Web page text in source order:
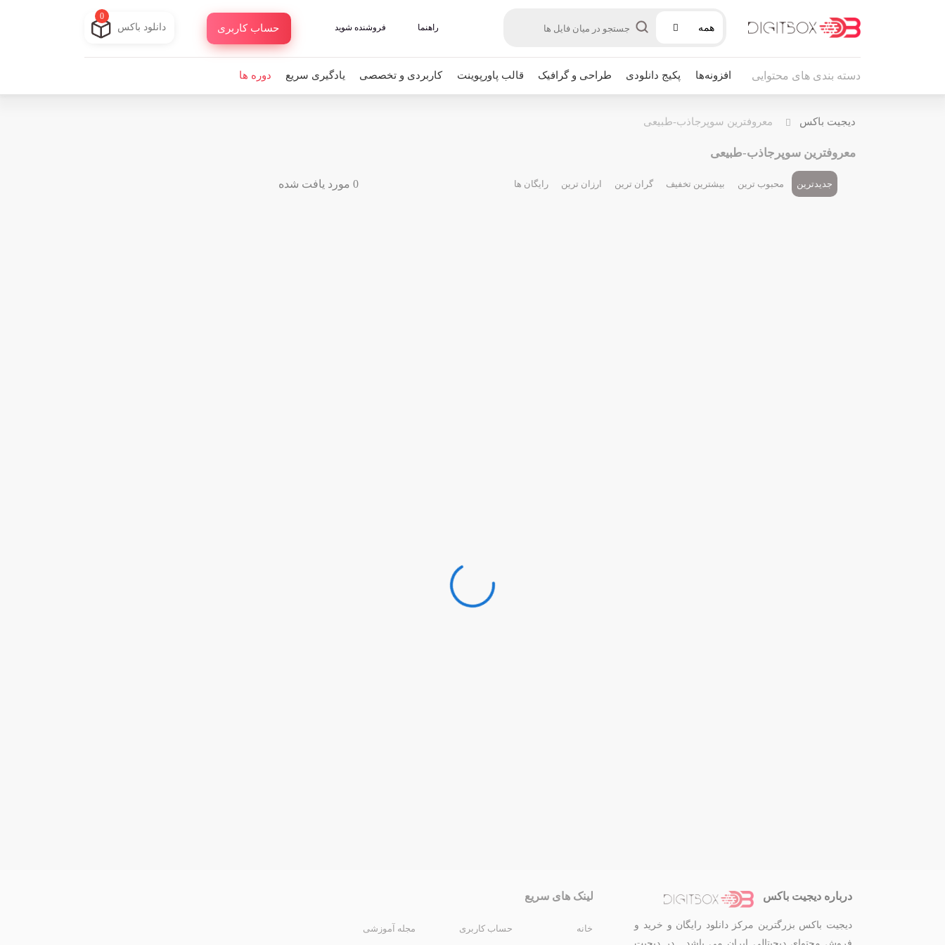
همه راهنما فروشنده شوید حساب کاربری دانلود باکس
0
دسته بندی های محتوایی افزونه‌ها پکیج دانلودی طراحی و گرافیک قالب پاورپوینت کاربردی و تخصصی یادگیری سریع دوره ها
دیجیت باکس معروفترین سوپرجاذب-طبیعی
معروفترین سوپرجاذب-طبیعی
جدیدترین محبوب ترین بیشترین تخفیف گران ترین ارزان ترین رایگان ها 0 مورد یافت شده
درباره دیجیت باکس
دیجیت باکس بزرگترین مرکز دانلود رایگان و خرید و
لینک های سریع
خانه حساب کاربری مجله آموزشی